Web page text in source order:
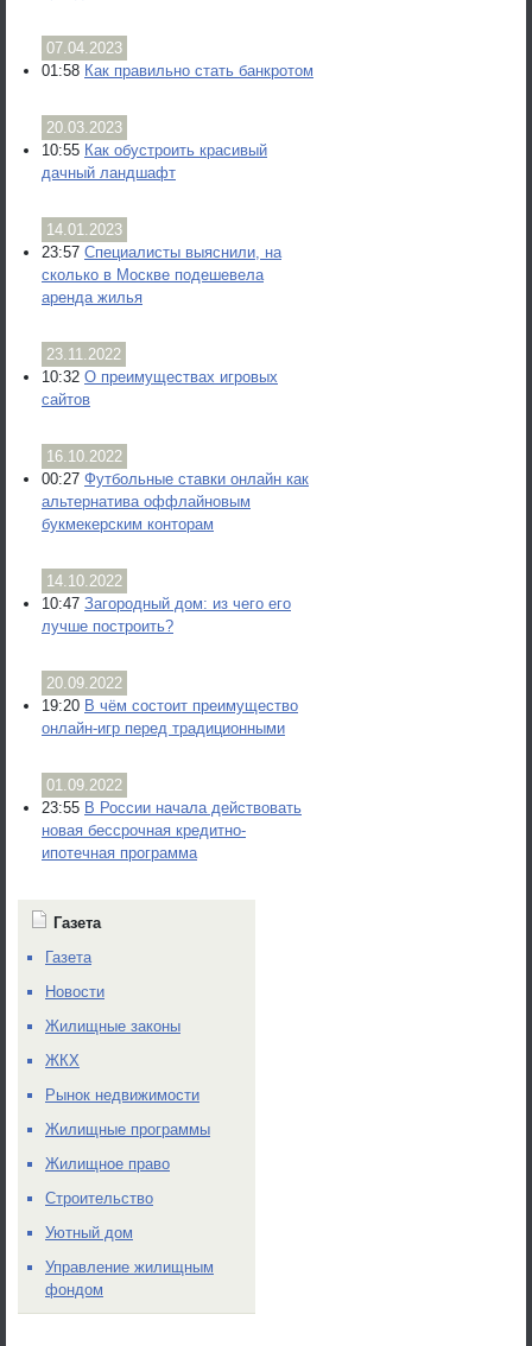
07.04.2023
01:58 Как правильно стать банкротом
20.03.2023
10:55 Как обустроить красивый
дачный ландшафт
14.01.2023
23:57 Специалисты выяснили, на
сколько в Москве подешевела
аренда жилья
23.11.2022
10:32 О преимуществах игровых
сайтов
16.10.2022
00:27 Футбольные ставки онлайн как
альтернатива оффлайновым
букмекерским конторам
14.10.2022
10:47 Загородный дом: из чего его
лучше построить?
20.09.2022
19:20 В чём состоит преимущество
онлайн-игр перед традиционными
01.09.2022
23:55 В России начала действовать
новая бессрочная кредитно-
ипотечная программа
Газета
Газета
Новости
Жилищные законы
ЖКХ
Рынок недвижимости
Жилищные программы
Жилищное право
Строительство
Уютный дом
Управление жилищным
фондом